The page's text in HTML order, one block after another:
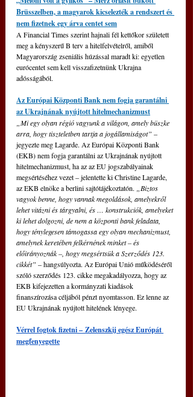
Brüsszelben, a magyarok kicselezték a rendszert és
nem fizetnek egy árva centet sem
A Financial Times szerint hajnali fél kettőkor született
meg a kényszerű B terv a hitelfelvételről, amiből
Magyarország zseniális húzással maradt ki: egyetlen
eurócentet sem kell visszafizetnünk Ukrajna
adósságából.
Az Európai Központi Bank nem fogja garantálni
az Ukrajnának nyújtott hitelmechanizmust
„Mi egy olyan régió vagyunk a világon, amely büszke
arra, hogy tiszteletben tartja a jogállamiságot” –
jegyezte meg Lagarde. Az Európai Központi Bank
(EKB) nem fogja garantálni az Ukrajnának nyújtott
hitelmechanizmust, ha az az EU jogszabályainak
megsértéséhez vezet – jelentette ki Christine Lagarde,
az EKB elnöke a berlini sajtótájékoztatón.
„Biztos
vagyok benne, hogy vannak megoldások, amelyekről
lehet vitázni és tárgyalni, és … konstrukciók, amelyeket
ki lehet dolgozni, de nem a központi bank feladata,
hogy ténylegesen támogassa egy olyan mechanizmust,
amelynek keretében felkérnének minket – és
előirányoznák –, hogy megsértsük a Szerződés 123.
cikkét” – hangsúlyozta. Az Európai Unió működéséről
szóló szerződés 123. cikke megakadályozza, hogy az
EKB kifejezetten a kormányzati kiadások
finanszírozása céljából pénzt nyomtasson. Ez lenne az
EU Ukrajnának nyújtott hitelének lényege.
Vérrel fogtok fizetni – Zelenszkij egész Európát
megfenyegette